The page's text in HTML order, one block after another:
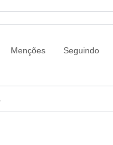
Menções Seguindo